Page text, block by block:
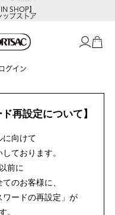
SHOP】
プストア
グイン
再設定について】
に向けて
ております。
前に
のお客様に、
ワードの再設定」が
。